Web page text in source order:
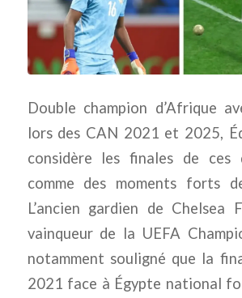
Double champion d’Afrique
lors des CAN 2021 et 2025,
considère les finales de ces
comme des moments forts
L’ancien gardien de Chelsea
vainqueur de la UEFA
notamment souligné que la
2021 face à Égypte national